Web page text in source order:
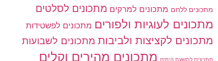
מתכונים ללחם מתכונים למרקים מתכונים לסלטים
מתכונים לעוגיות ולפורים מתכונים לפשטידות
מתכונים לקציצות ולביבות מתכונים לשבועות
מתכונים מהירים וקלים